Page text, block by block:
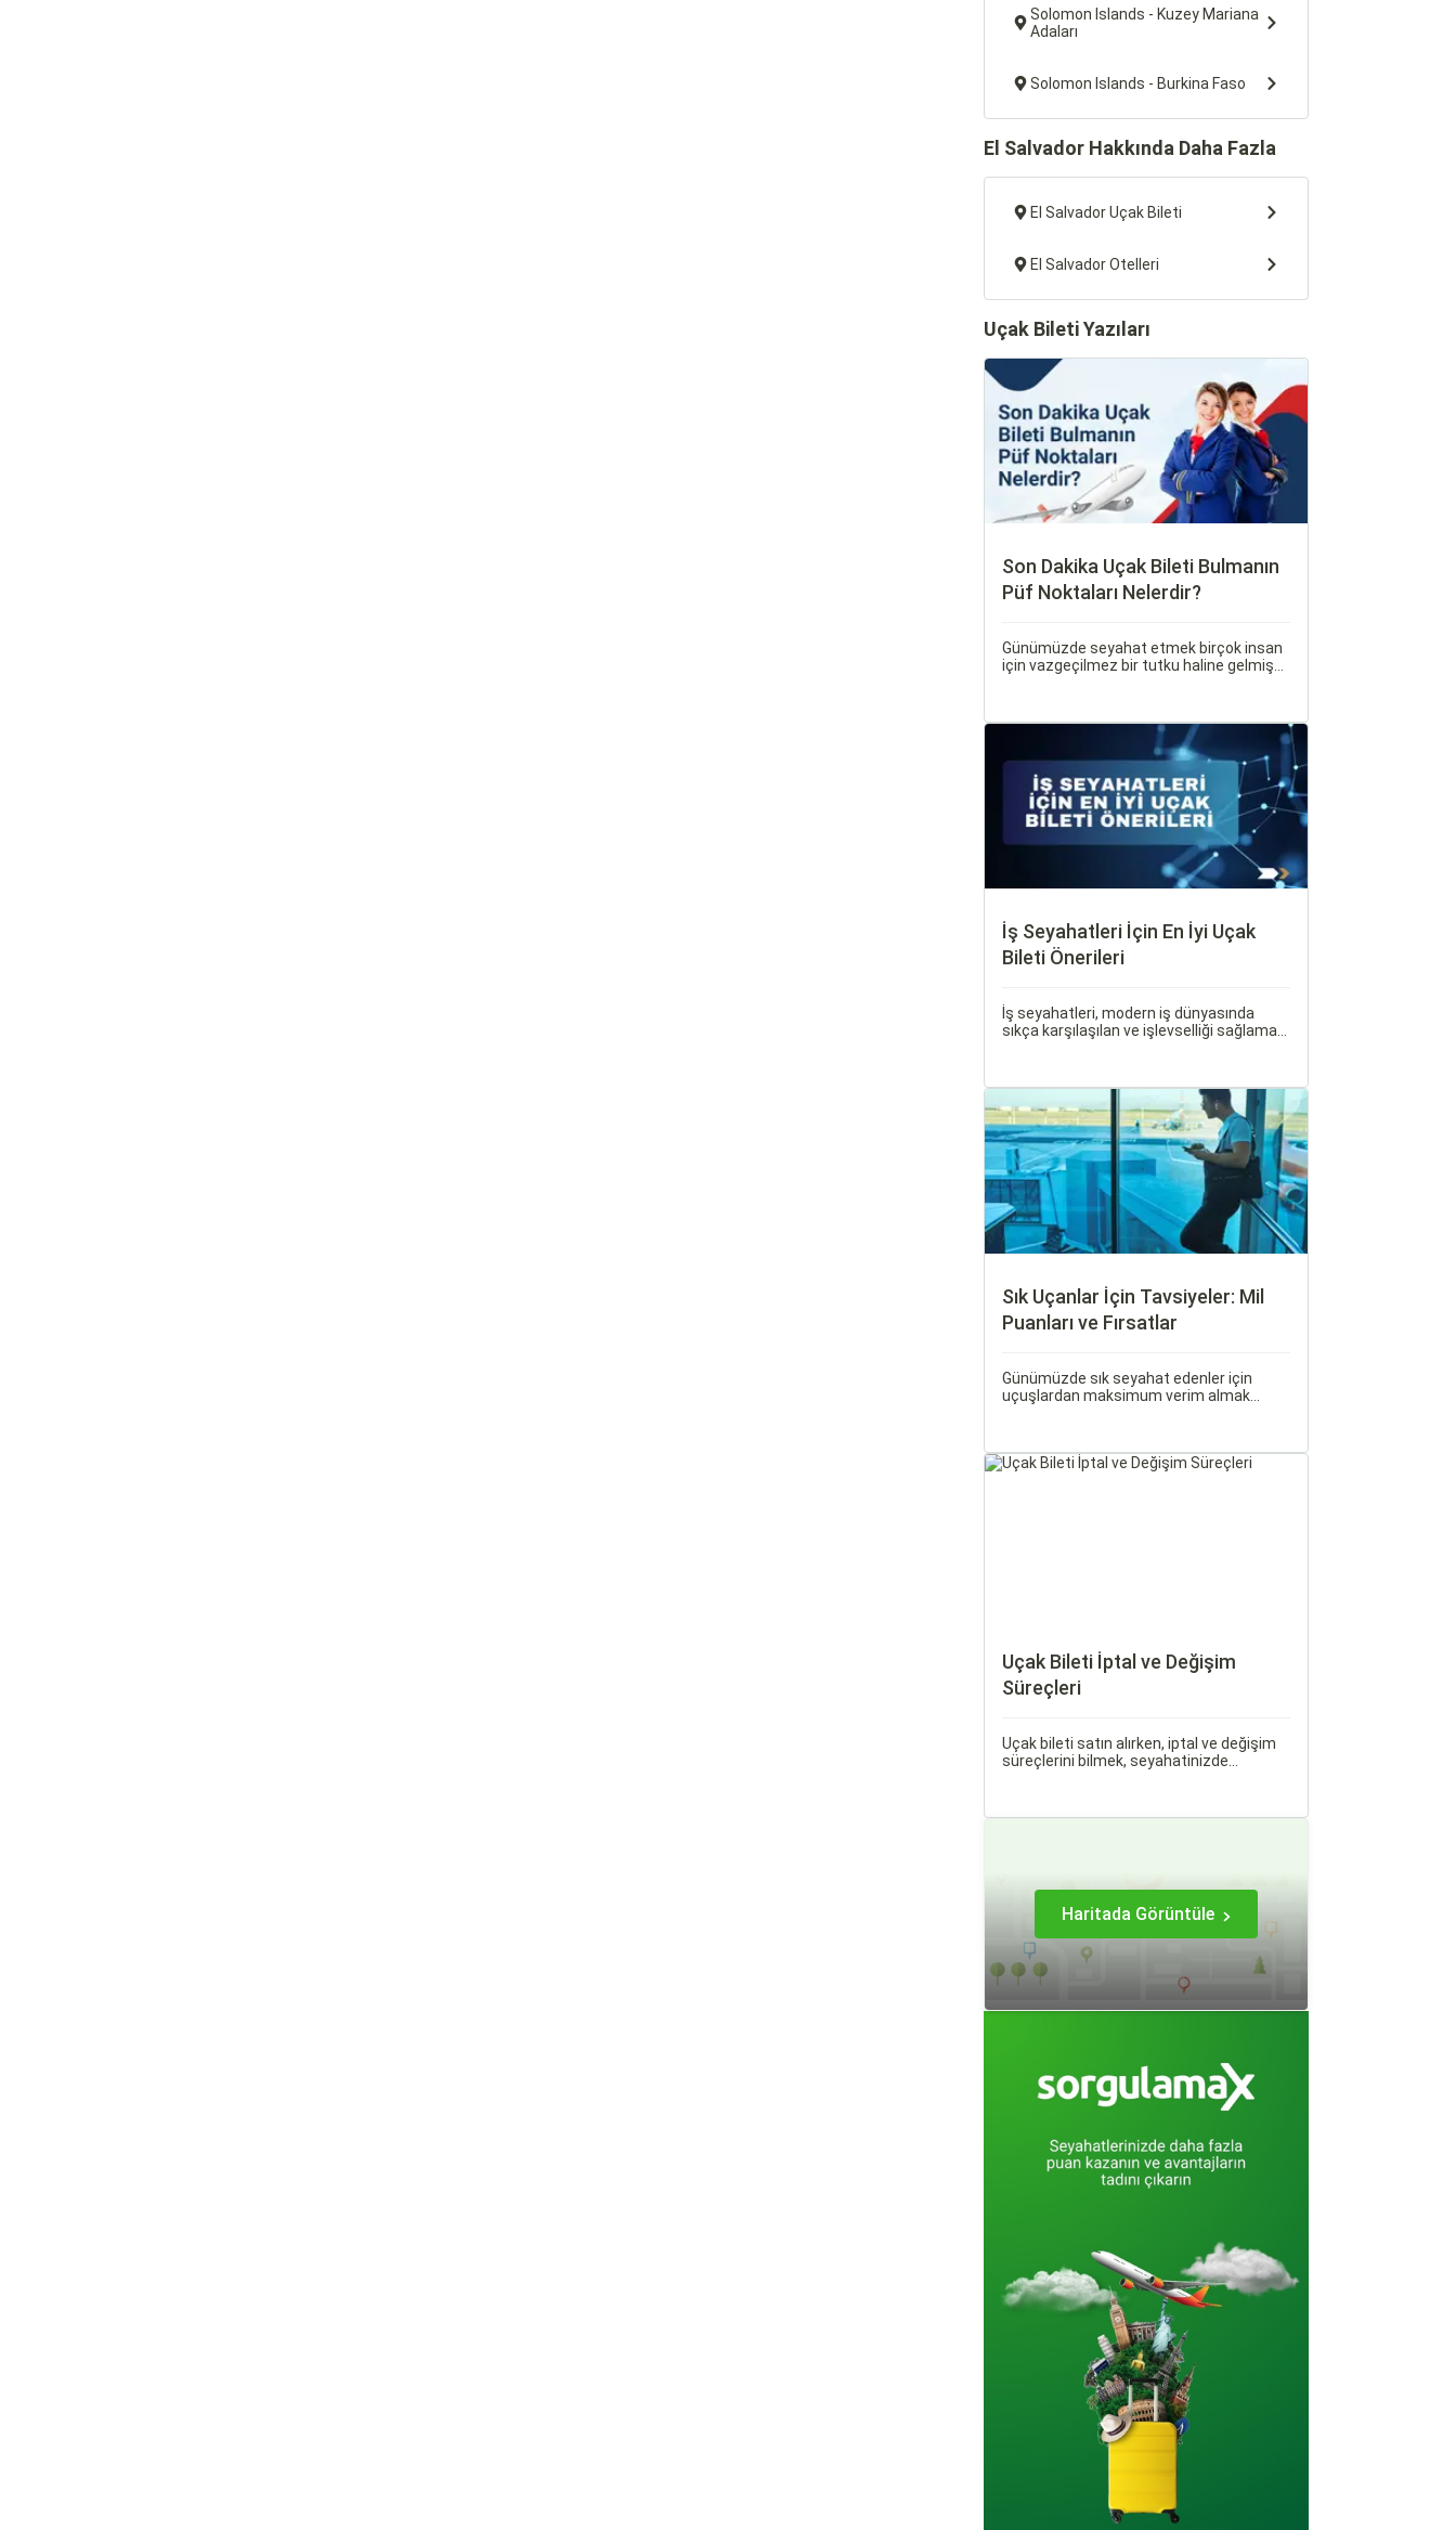
Solomon Islands - Kuzey Mariana
Adaları
Solomon Islands - Burkina Faso
El Salvador Hakkında Daha Fazla
El Salvador Uçak Bileti
El Salvador Otelleri
Uçak Bileti Yazıları
Son Dakika Uçak Bileti Bulmanın
Püf Noktaları Nelerdir?
Günümüzde seyahat etmek birçok insan
için vazgeçilmez bir tutku haline gelmiş
İş Seyahatleri İçin En İyi Uçak
Bileti Önerileri
İş seyahatleri, modern iş dünyasında
sıkça karşılaşılan ve işlevselliği sağlamak
etkileyen unsurlardan biridir.
Sık Uçanlar İçin Tavsiyeler: Mil
Puanları ve Fırsatlar
Günümüzde sık seyahat edenler için
uçuşlardan maksimum verim almak
Uçak Bileti İptal ve Değişim
Süreçleri
Uçak bileti satın alırken, iptal ve değişim
süreçlerini bilmek, seyahatinizde
Haritada Görüntüle